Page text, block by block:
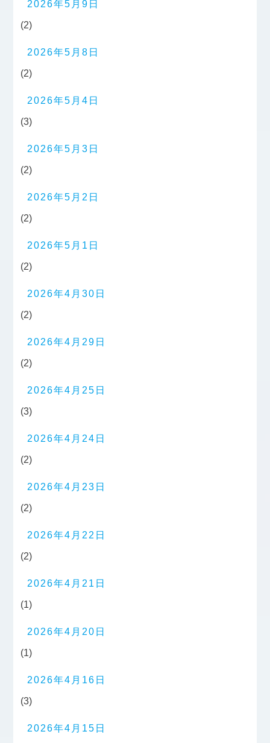
2026年5月9日
(2)
2026年5月8日
(2)
2026年5月4日
(3)
2026年5月3日
(2)
2026年5月2日
(2)
2026年5月1日
(2)
2026年4月30日
(2)
2026年4月29日
(2)
2026年4月25日
(3)
2026年4月24日
(2)
2026年4月23日
(2)
2026年4月22日
(2)
2026年4月21日
(1)
2026年4月20日
(1)
2026年4月16日
(3)
2026年4月15日